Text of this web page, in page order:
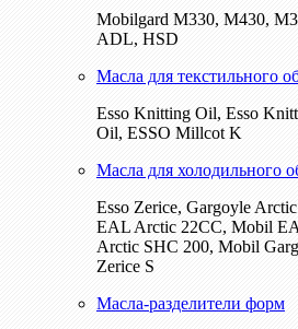
Mobilgard M330, M430,
ADL, HSD
Масла для текстильного
Esso Knitting Oil, Esso
Oil, ESSO Millcot K
Масла для холодильного
Esso Zerice, Gargoyle
EAL Arctic 22CC, Mobil
Arctic SHC 200, Mobil
Zerice S
Масла-разделители форм